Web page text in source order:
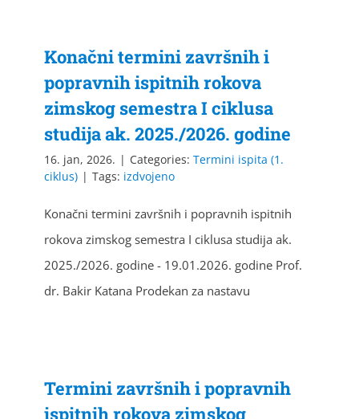
Konačni termini završnih i
popravnih ispitnih rokova
zimskog semestra I ciklusa
studija ak. 2025./2026. godine
16. jan, 2026. | Categories: Termini ispita (1.
ciklus) | Tags: izdvojeno
Konačni termini završnih i popravnih ispitnih
rokova zimskog semestra I ciklusa studija ak.
2025./2026. godine - 19.01.2026. godine Prof.
dr. Bakir Katana Prodekan za nastavu
Termini završnih i popravnih
ispitnih rokova zimskog